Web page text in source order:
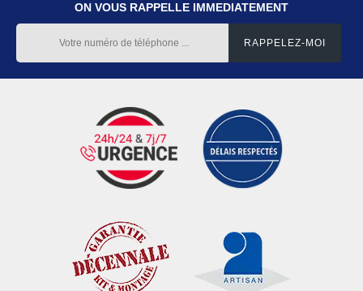
ON VOUS RAPPELLE IMMEDIATEMENT